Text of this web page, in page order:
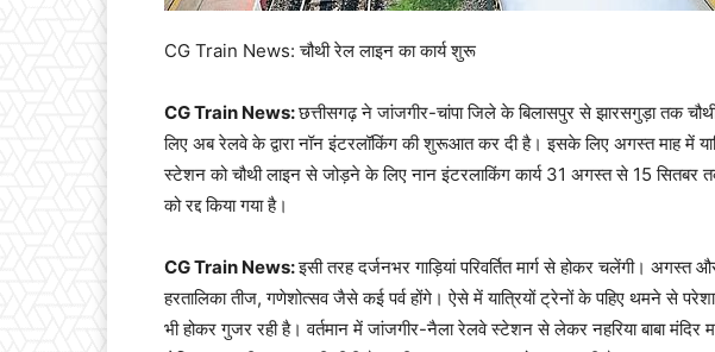
CG Train News: चौथी रेल लाइन का कार्य शुरू
CG Train News:छत्तीसगढ़ ने जांजगीर-चांपा जिले के बिलासपुर से झारसगुड़ा तक
लिए अब रेलवे के द्वारा नॉन इंटरलॉकिंग की शुरूआत कर दी है। इसके लिए अगस्त माह में
स्टेशन को चौथी लाइन से जोड़ने के लिए नान इंटरलाकिंग कार्य 31 अगस्त से 15 सितबर
को रद्द किया गया है।
CG Train News:इसी तरह दर्जनभर गाड़ियां परिवर्तित मार्ग से होकर चलेंगी।
हरतालिका तीज, गणेशोत्सव जैसे कई पर्व होंगे। ऐसे में यात्रियों ट्रेनों के पहिए थमने से
भी होकर गुजर रही है। वर्तमान में जांजगीर-नैला रेलवे स्टेशन से लेकर नहरिया बाबा मंदिर